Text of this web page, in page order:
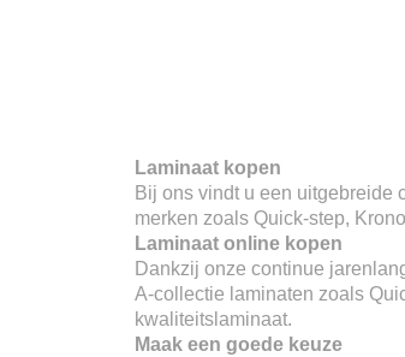
Laminaat kopen
Bij ons vindt u een uitgebreide
merken zoals Quick-step,
Laminaat online kopen
Dankzij onze continue
A-collectie laminaten zoals
kwaliteitslaminaat.
Maak een goede keuze